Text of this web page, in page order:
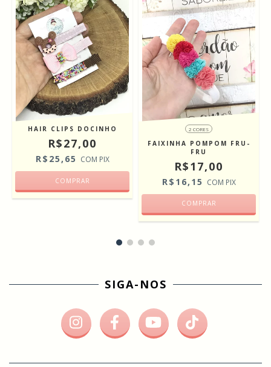
HAIR CLIPS DOCINHO
R$27,00
R$25,65 COM PIX
2 CORES
FAIXINHA POMPOM FRU-
FRU
R$17,00
R$16,15 COM PIX
COMPRAR
SIGA-NOS